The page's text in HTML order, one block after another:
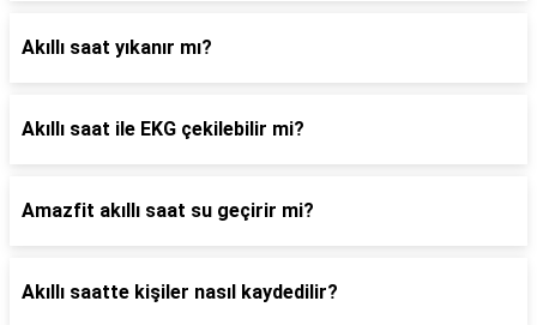
Akıllı saat yıkanır mı?
Akıllı saat ile EKG çekilebilir mi?
Amazfit akıllı saat su geçirir mi?
Akıllı saatte kişiler nasıl kaydedilir?